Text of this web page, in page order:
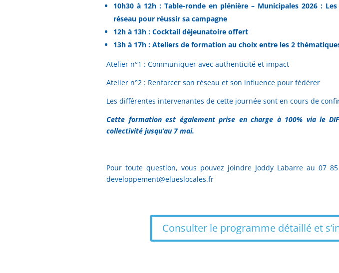
10h30 à 12h : Table-ronde en plénière – Municipales 2026 :
réseau pour réussir sa campagne
12h à 13h : Cocktail déjeunatoire offert
13h à 17h : Ateliers de formation au choix entre les 2
Atelier n°1 : Communiquer avec authenticité et impact
Atelier n°2 : Renforcer son réseau et son influence pour fédérer
Les différentes intervenantes de cette journée sont en cours de
Cette formation est également prise en charge à 100% via le
collectivité jusqu’au 7 mai.
Pour toute question, vous pouvez joindre Joddy Labarre au 07
developpement@elueslocales.fr
Consulter le programme détaillé et